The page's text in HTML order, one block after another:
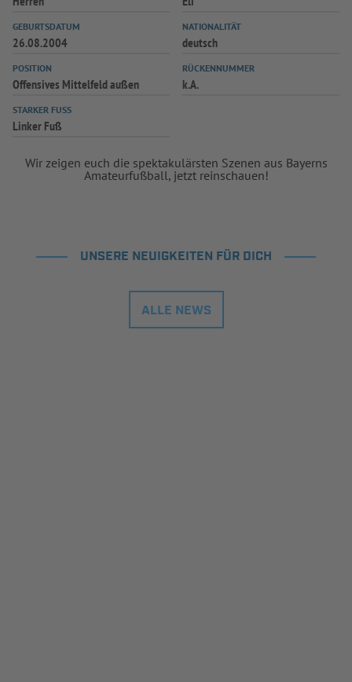
GEBURTSDATUM
26.08.2004
NATIONALITÄT
deutsch
POSITION
Offensives Mittelfeld außen
RÜCKENNUMMER
k.A.
STARKER FUSS
Linker Fuß
Wir zeigen euch die spektakulärsten Szenen aus Bayerns
Amateurfußball, jetzt reinschauen!
UNSERE NEUIGKEITEN FÜR DICH
ALLE NEWS